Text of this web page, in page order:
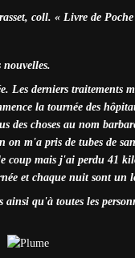
coll. « Livre de
nouvelles.
Les derniers traitements
la tournée des
des choses au nom
on m'a pris de tubes de
coup mais j'ai perdu 41
et chaque nuit sont un
ainsi qu'à toutes les